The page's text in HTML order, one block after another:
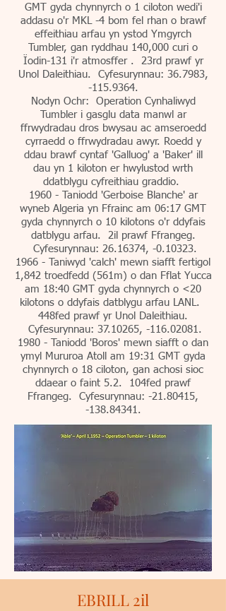
GMT gyda chynnyrch o 1 ciloton wedi'i
addasu o'r MKL -4 bom fel rhan o brawf
effeithiau arfau yn ystod Ymgyrch
Tumbler, gan ryddhau 140,000 curi o
Ïodin-131 i'r atmosffer . 23rd prawf yr
Unol Daleithiau. Cyfesurynnau: 36.7983,
-115.9364.
Nodyn Ochr: Operation Cynhaliwyd
Tumbler i gasglu data manwl ar
ffrwydradau dros bwysau ac amseroedd
cyrraedd o ffrwydradau awyr. Roedd y
ddau brawf cyntaf 'Galluog' a 'Baker' ill
dau yn 1 kiloton er hwylustod wrth
ddatblygu cyfreithiau graddio.
1960 - Taniodd 'Gerboise Blanche' ar
wyneb Algeria yn Ffrainc am 06:17 GMT
gyda chynnyrch o 10 kilotons o'r ddyfais
datblygu arfau. 2il prawf Ffrangeg.
Cyfesurynnau: 26.16374, -0.10323.
1966 - Taniwyd 'calch' mewn siafft fertigol
1,842 troedfedd (561m) o dan Fflat Yucca
am 18:40 GMT gyda chynnyrch o <20
kilotons o ddyfais datblygu arfau LANL.
448fed prawf yr Unol Daleithiau.
Cyfesurynnau: 37.10265, -116.02081.
1980 - Taniodd 'Boros' mewn siafft o dan
ymyl Mururoa Atoll am 19:31 GMT gyda
chynnyrch o 18 ciloton, gan achosi sioc
ddaear o faint 5.2. 104fed prawf
Ffrangeg. Cyfesurynnau: -21.80415,
-138.84341.
EBRILL 2il